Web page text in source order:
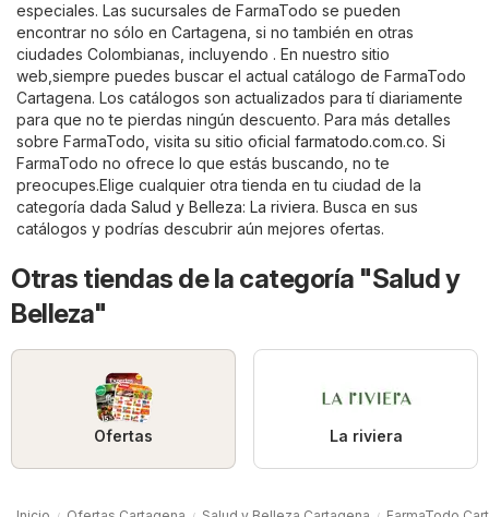
especiales. Las sucursales de FarmaTodo se pueden
encontrar no sólo en Cartagena, si no también en otras
ciudades Colombianas, incluyendo . En nuestro sitio
web,siempre puedes buscar el actual catálogo de FarmaTodo
Cartagena. Los catálogos son actualizados para tí diariamente
para que no te pierdas ningún descuento. Para más detalles
sobre FarmaTodo, visita su sitio oficial farmatodo.com.co. Si
FarmaTodo no ofrece lo que estás buscando, no te
preocupes.Elige cualquier otra tienda en tu ciudad de la
categoría dada Salud y Belleza: La riviera. Busca en sus
catálogos y podrías descubrir aún mejores ofertas.
Otras tiendas de la categoría "Salud y
Belleza"
Ofertas La riviera